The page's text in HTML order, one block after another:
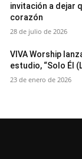
invitación a dejar
corazón
28 de julio de 2026
VIVA Worship
estudio, “Solo Él
23 de enero de 2026